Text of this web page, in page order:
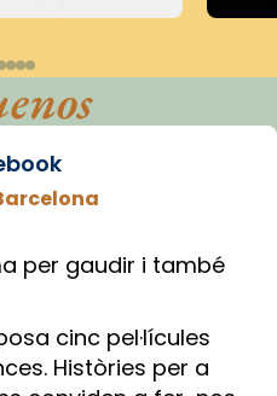
per gaudir i també
cinc pel·lícules
Històries per a